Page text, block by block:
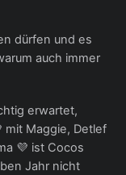
dürfen und es
auch immer
erwartet,
mit Maggie, Detlef
💜 ist Cocos
Jahr nicht